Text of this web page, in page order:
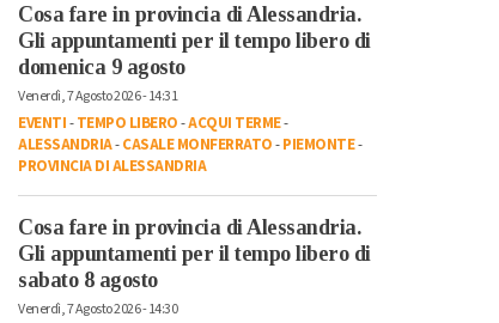
Cosa fare in provincia di Alessandria.
Gli appuntamenti per il tempo libero di
domenica 9 agosto
Venerdì, 7 Agosto 2026 - 14:31
EVENTI-TEMPO LIBERO-ACQUI TERME-
ALESSANDRIA-CASALE MONFERRATO-PIEMONTE-
PROVINCIA DI ALESSANDRIA
Cosa fare in provincia di Alessandria.
Gli appuntamenti per il tempo libero di
sabato 8 agosto
Venerdì, 7 Agosto 2026 - 14:30